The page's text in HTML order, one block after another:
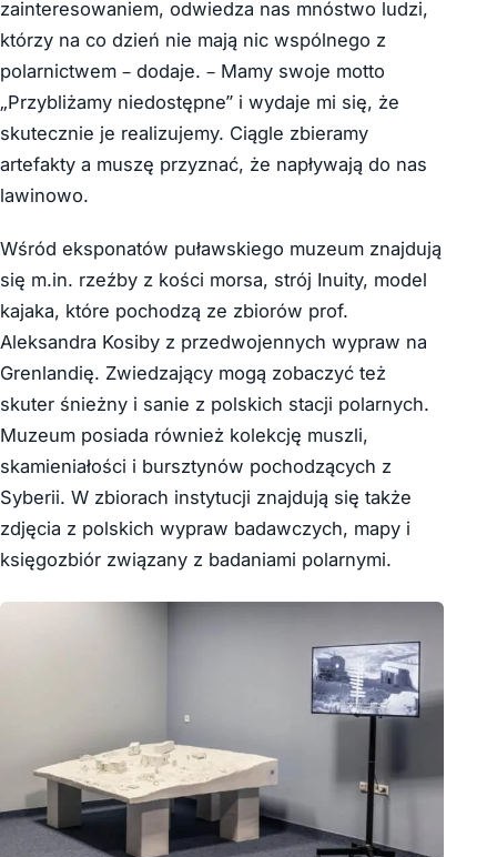
zainteresowaniem, odwiedza nas mnóstwo ludzi,
którzy na co dzień nie mają nic wspólnego z
polarnictwem – dodaje. – Mamy swoje motto
„Przybliżamy niedostępne” i wydaje mi się, że
skutecznie je realizujemy. Ciągle zbieramy
artefakty a muszę przyznać, że napływają do nas
lawinowo.
Wśród eksponatów puławskiego muzeum znajdują
się m.in. rzeźby z kości morsa, strój Inuity, model
kajaka, które pochodzą ze zbiorów prof.
Aleksandra Kosiby z przedwojennych wypraw na
Grenlandię. Zwiedzający mogą zobaczyć też
skuter śnieżny i sanie z polskich stacji polarnych.
Muzeum posiada również kolekcję muszli,
skamieniałości i bursztynów pochodzących z
Syberii. W zbiorach instytucji znajdują się także
zdjęcia z polskich wypraw badawczych, mapy i
księgozbiór związany z badaniami polarnymi.